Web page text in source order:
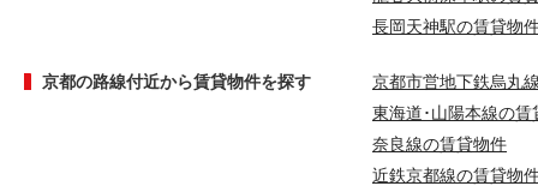
長岡天神駅の賃貸物
京都の路線付近から賃貸物件を探す
京都市営地下鉄烏丸
東海道･山陽本線の賃
奈良線の賃貸物件
近鉄京都線の賃貸物